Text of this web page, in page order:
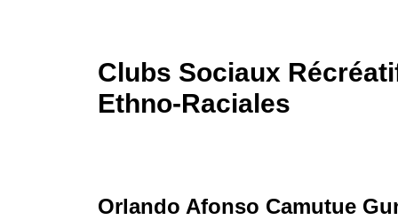
Clubs Sociaux
Ethno-Raciales
Orlando Afonso Camutue